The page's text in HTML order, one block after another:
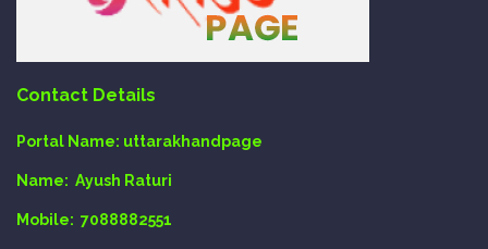
Contact Details
Portal Name: uttarakhandpage
Name: Ayush Raturi
Mobile: 7088882551